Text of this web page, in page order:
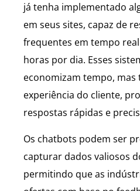
já tenha implementado
em seus sites, capaz de
frequentes em tempo
horas por dia. Esses
economizam tempo,
experiência do cliente,
respostas rápidas e
Os chatbots podem ser
capturar dados valiosos
permitindo que as